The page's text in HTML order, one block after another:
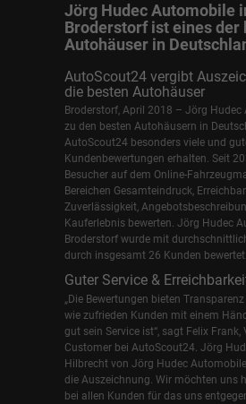
Jörg Hudec Automobile
Broderstorf ist eines der
Autohäuser in
AutoScout24 vergibt
die besten Autohäuser
Broderstorf, April 2018 – Jörg
zu den besten Autohäusern in
AutoScout24 besonders viele und
Kundenbewertungen erhalten. Seit
Besucher auf dem Online-
Bereichen Gesamteindruck,
Zuverlässigkeit,
Kauferlebnis bewerten. Jörg Hudec
Broderstorf wurde mit
durch insgesamt 26 Kunden bewertet.
Guter Service &
„Die Bewertungen bieten
wie zufrieden Kunden mit einem
gut sein Service ist“, sagt Felix Frank,
Customer bei AutoScout24. Jörg
Hilbrecht von Jörg Hudec
die Auszeichnung. Wir möchten uns
bei allen Kunden für das uns